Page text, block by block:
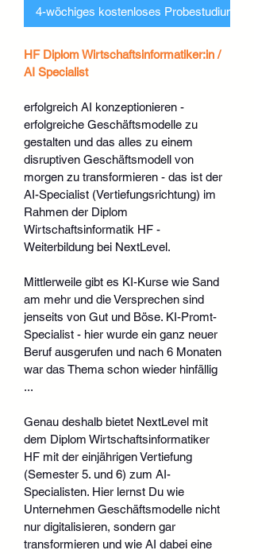
4-wöchiges kostenloses Probestudium
HF Diplom Wirtschaftsinformatiker:in /
AI Specialist
erfolgreich AI konzeptionieren -
erfolgreiche Geschäftsmodelle zu
gestalten und das alles zu einem
disruptiven Geschäftsmodell von
morgen zu transformieren - das ist der
AI-Specialist (Vertiefungsrichtung) im
Rahmen der Diplom
Wirtschaftsinformatik HF -
Weiterbildung bei NextLevel.
Mittlerweile gibt es KI-Kurse wie Sand
am mehr und die Versprechen sind
jenseits von Gut und Böse. KI-Promt-
Specialist - hier wurde ein ganz neuer
Beruf ausgerufen und nach 6 Monaten
war das Thema schon wieder hinfällig
...
Genau deshalb bietet NextLevel mit
dem Diplom Wirtschaftsinformatiker
HF mit der einjährigen Vertiefung
(Semester 5. und 6) zum AI-
Specialisten. Hier lernst Du wie
Unternehmen Geschäftsmodelle nicht
nur digitalisieren, sondern gar
transformieren und wie AI dabei eine